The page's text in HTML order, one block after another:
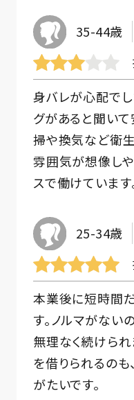
35-44歳
身バレが心配でし
グがあると聞い
掃や換気など衛
雰囲気が想像し
スで働けています
25-34歳
本業後に短時間
す。ノルマがない
無理なく続けら
を借りられるのも
がたいです。